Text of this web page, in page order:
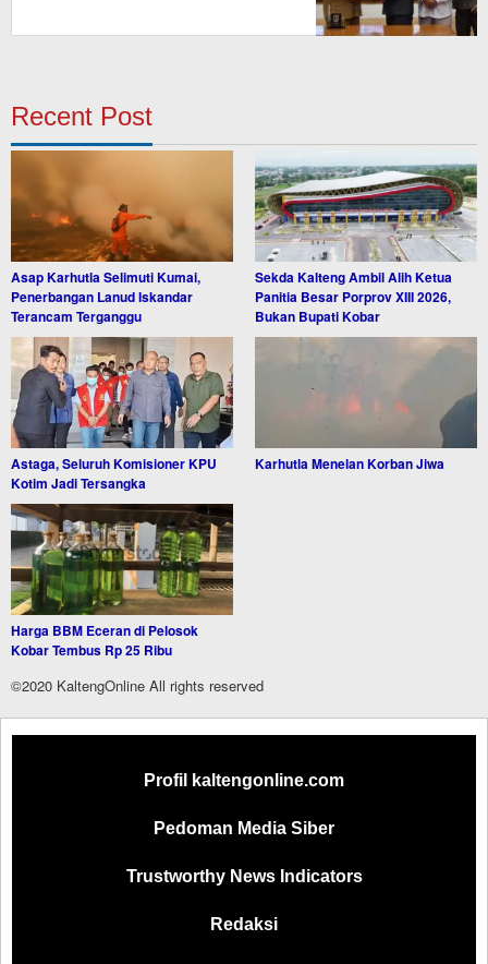
Recent Post
Asap Karhutla Selimuti Kumai,
Penerbangan Lanud Iskandar
Terancam Terganggu
Sekda Kalteng Ambil Alih Ketua
Panitia Besar Porprov XIII 2026,
Bukan Bupati Kobar
Astaga, Seluruh Komisioner KPU
Kotim Jadi Tersangka
Karhutla Menelan Korban Jiwa
Harga BBM Eceran di Pelosok
Kobar Tembus Rp 25 Ribu
©2020 KaltengOnline All rights reserved
Profil kaltengonline.com
Pedoman Media Siber
Trustworthy News Indicators
Redaksi